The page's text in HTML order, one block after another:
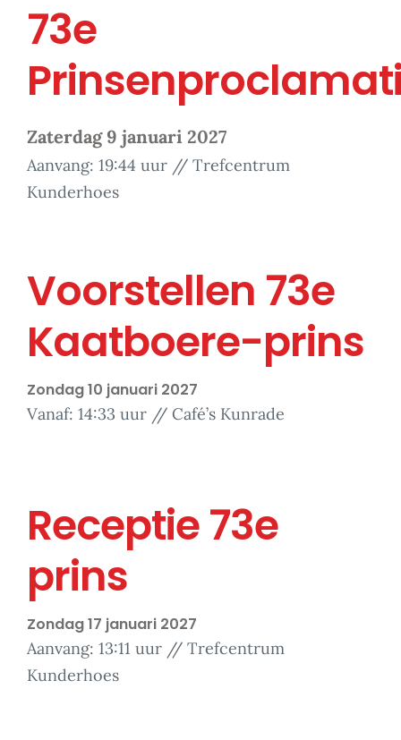
73e
Zaterdag 9 januari 2027
Aanvang: 19:44 uur // Trefcentrum
Kunderhoes
Voorstellen 73e
Kaatboere-prins
Zondag 10 januari 2027
Vanaf: 14:33 uur // Café’s Kunrade
Receptie 73e
prins
Zondag 17 januari 2027
Aanvang: 13:11 uur // Trefcentrum
Kunderhoes